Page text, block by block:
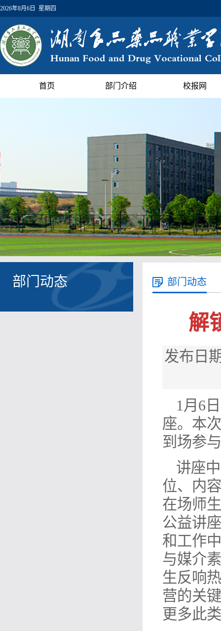
2026年8月6日 星期四
首页 部门介绍 校报网
部门动态 部门动态
解
发布日
1月6
座。本
到场参
讲座
位、内
在场师
公益讲
和工作
与媒介
生反响
营的关
更多此